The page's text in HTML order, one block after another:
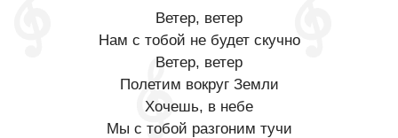
Ветер, ветер
Нам с тобой не будет скучно
Ветер, ветер
Полетим вокруг Земли
Хочешь, в небе
Мы с тобой разгоним тучи